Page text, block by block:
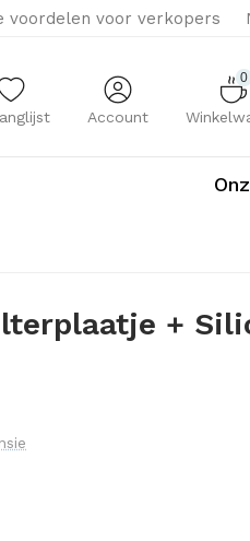
voordelen voor verkopers
Account
0
+